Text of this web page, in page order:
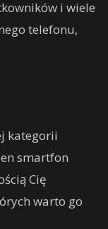
i wiele
telefonu,
kategorii
smartfon
Cię
warto go